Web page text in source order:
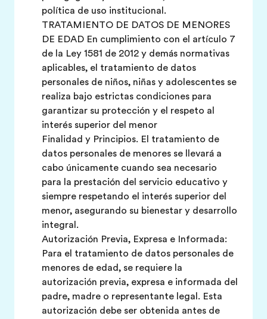
política de uso institucional.
TRATAMIENTO DE DATOS DE MENORES
DE EDAD En cumplimiento con el artículo 7
de la Ley 1581 de 2012 y demás normativas
aplicables, el tratamiento de datos
personales de niños, niñas y adolescentes se
realiza bajo estrictas condiciones para
garantizar su protección y el respeto al
interés superior del menor
Finalidad y Principios. El tratamiento de
datos personales de menores se llevará a
cabo únicamente cuando sea necesario
para la prestación del servicio educativo y
siempre respetando el interés superior del
menor, asegurando su bienestar y desarrollo
integral.
Autorización Previa, Expresa e Informada:
Para el tratamiento de datos personales de
menores de edad, se requiere la
autorización previa, expresa e informada del
padre, madre o representante legal. Esta
autorización debe ser obtenida antes de